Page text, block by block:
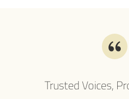
Trusted Voices,